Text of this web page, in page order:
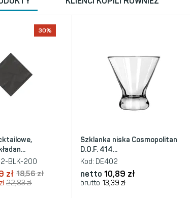
30%
BLK-200
zł 18,56 zł
22,83 zł
Szklanka niska Cosmopolitan
D.O.F. 414...
Kod: DE402
netto 10,89 zł
brutto 13,39 zł